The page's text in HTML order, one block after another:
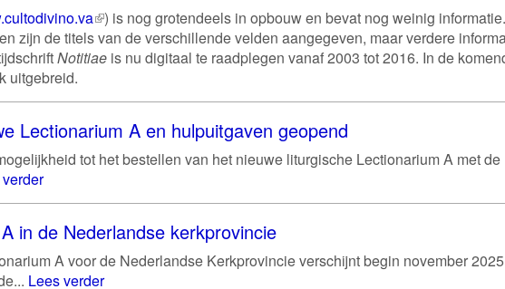
(externe
link)
) is nog grotendeels in opbouw en bevat nog weinig informatie.
zijn de titels van de verschillende velden aangegeven, maar verdere
Notitiae is nu digitaal te raadplegen vanaf 2003 tot 2016. In de
uitgebreid.
Lectionarium A en hulpuitgaven geopend
tot het bestellen van het nieuwe liturgische Lectionarium A met de
in de Nederlandse kerkprovincie
A voor de Nederlandse Kerkprovincie verschijnt begin november
Lees verder